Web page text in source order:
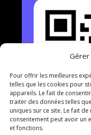
Pour offrir les meilleures
telles que les cookies pour
appareils. Le fait de
traiter des données telles
uniques sur ce site. Le fait
consentement peut avoir un
et fonctions.